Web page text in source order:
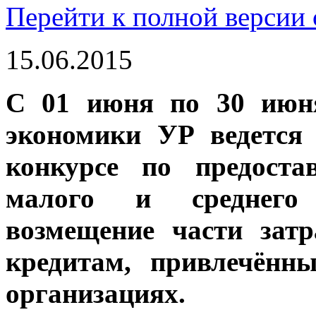
Перейти к полной версии
15.06.2015
С 01 июня по 30
экономики УР
конкурсе по
малого и среднего
возмещение части
кредитам,
организациях.